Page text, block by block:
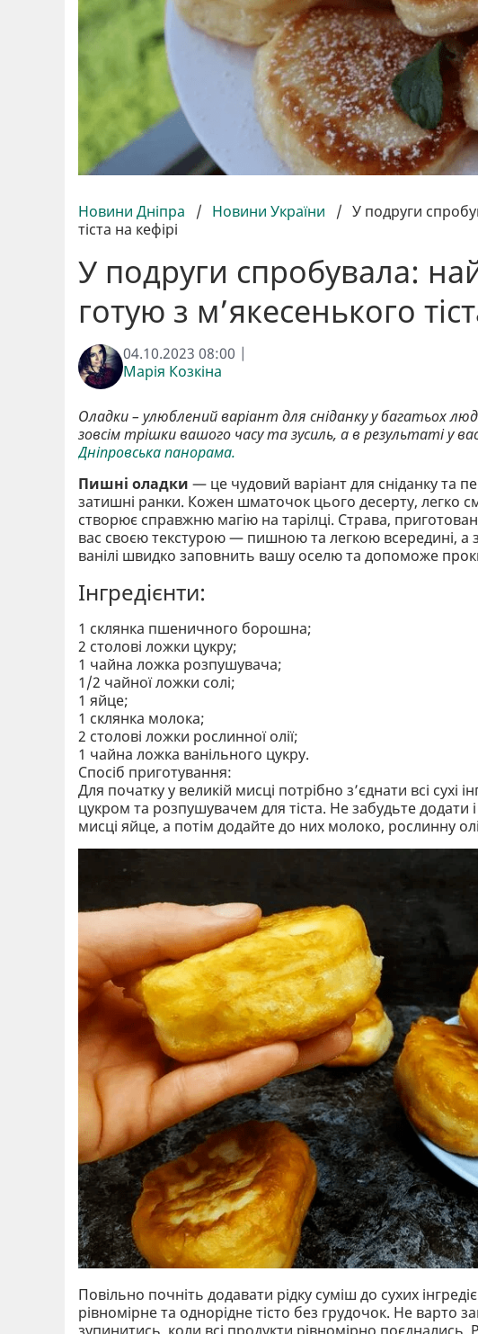
Новини Дніпра / Новини України / У подруги
тіста на кефірі
У подруги спробувала:
готую з м’якесенького
04.10.2023 08:00 |
Марія Козкіна
Оладки – улюблений варіант для сніданку у багатьох
зовсім трішки вашого часу та зусиль, а в результаті у
Дніпровська панорама.
Пишні оладки — це чудовий варіант для сніданку та
затишні ранки. Кожен шматочок цього десерту, легко
створює справжню магію на тарілці. Страва,
вас своєю текстурою — пишною та легкою всередині, а
ванілі швидко заповнить вашу оселю та допоможе
Інгредієнти:
1 склянка пшеничного борошна;
2 столові ложки цукру;
1 чайна ложка розпушувача;
1/2 чайної ложки солі;
1 яйце;
1 склянка молока;
2 столові ложки рослинної олії;
1 чайна ложка ванільного цукру.
Спосіб приготування:
Для початку у великій мисці потрібно з’єднати всі
цукром та розпушувачем для тіста. Не забудьте додати
мисці яйце, а потім додайте до них молоко, рослинну
Повільно почніть додавати рідку суміш до сухих
рівномірне та однорідне тісто без грудочок. Не варто